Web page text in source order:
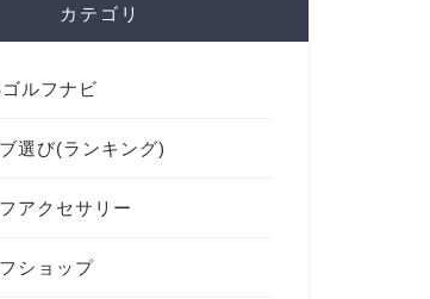
カテゴリ
ルフナビ
選び(ランキング)
アクセサリー
ショップ